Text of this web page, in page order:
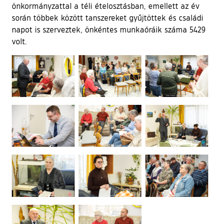
önkormányzattal a téli ételosztásban, emellett az év
során többek között tanszereket gyűjtöttek és családi
napot is szerveztek, önkéntes munkaóráik száma 5429
volt.
Ugrás a galéria utánra